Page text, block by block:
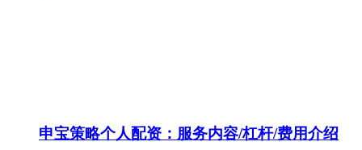
申宝策略个人配资：服务内容/杠杆/费用介绍